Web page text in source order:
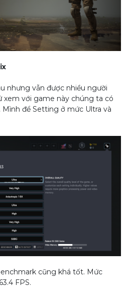
nhưng vẫn được nhiều người
xem với game này chúng ta có
để Setting ở mức Ultra và
cũng khá tốt. Mức
FPS.